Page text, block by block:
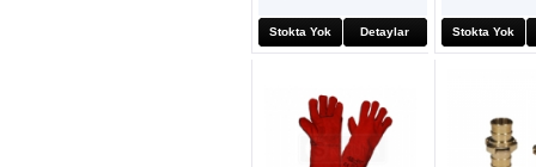
Stokta Yok Detaylar Stokta Yok